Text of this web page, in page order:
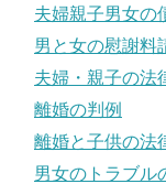
夫婦親子男女の
男と女の慰謝料
夫婦・親子の法
離婚の判例
離婚と子供の法
男女のトラブル